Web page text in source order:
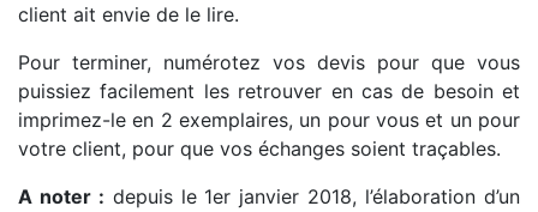
client ait envie de le lire.
Pour terminer, numérotez vos devis pour que vous
puissiez facilement les retrouver en cas de besoin et
imprimez-le en 2 exemplaires, un pour vous et un pour
votre client, pour que vos échanges soient traçables.
A noter : depuis le 1er janvier 2018, l’élaboration d’un